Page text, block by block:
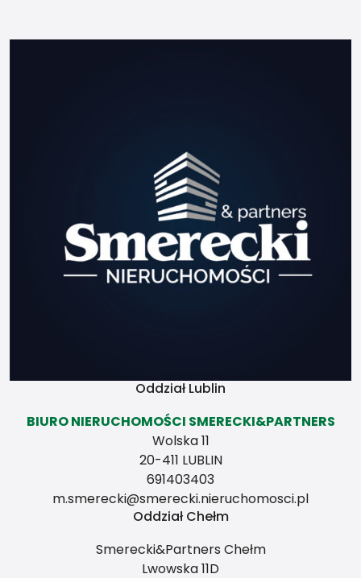
czasie może zostaniesz
przewodnikiem ale zależy
to od Ciebie samego i
twojej charyzmy. Zależy to
również od Twego
przewodnika, z którym
poszedłeś w góry pierwszy
Oddział Lublin
BIURO NIERUCHOMOŚCI SMERECKI&PARTNERS
Wolska 11
20-411 LUBLIN
691403403
m.smerecki@smerecki.nieruchomosci.pl
Oddział Chełm
Smerecki&Partners Chełm
Lwowska 11D